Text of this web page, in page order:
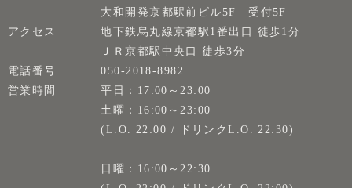
大和開発京都駅前ビル5F 受付5F
アクセス
地下鉄烏丸線京都駅1番出口 徒歩1分
ＪＲ京都駅中央口 徒歩3分
電話番号
050-2018-8982
営業時間
平日：17:00～23:00
土曜：16:00～23:00
(L.O. 22:00 / ドリンクL.O. 22:30)
日曜：16:00～22:30